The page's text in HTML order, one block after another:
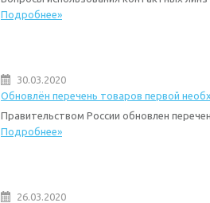
Подробнее»
30.03.2020
Обновлён перечень товаров первой
Правительством России обновлен
Подробнее»
26.03.2020